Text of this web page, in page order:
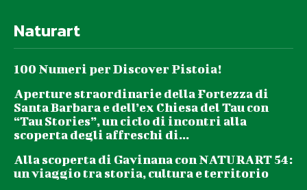
Naturart
100 Numeri per Discover Pistoia!
Aperture straordinarie della Fortezza di
Santa Barbara e dell’ex Chiesa del Tau con
“Tau Stories”, un ciclo di incontri alla
scoperta degli affreschi di...
Alla scoperta di Gavinana con NATURART 54:
un viaggio tra storia, cultura e territorio